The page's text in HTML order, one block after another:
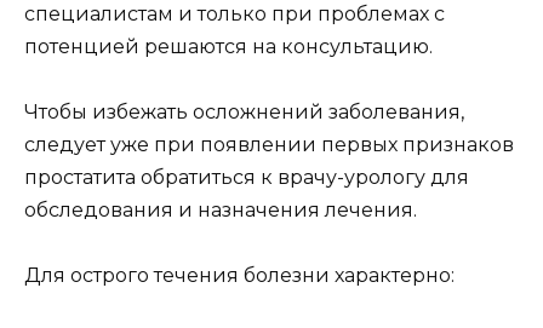
специалистам и только при проблемах с
потенцией решаются на консультацию.
Чтобы избежать осложнений заболевания,
следует уже при появлении первых признаков
простатита обратиться к врачу-урологу для
обследования и назначения лечения.
Для острого течения болезни характерно: